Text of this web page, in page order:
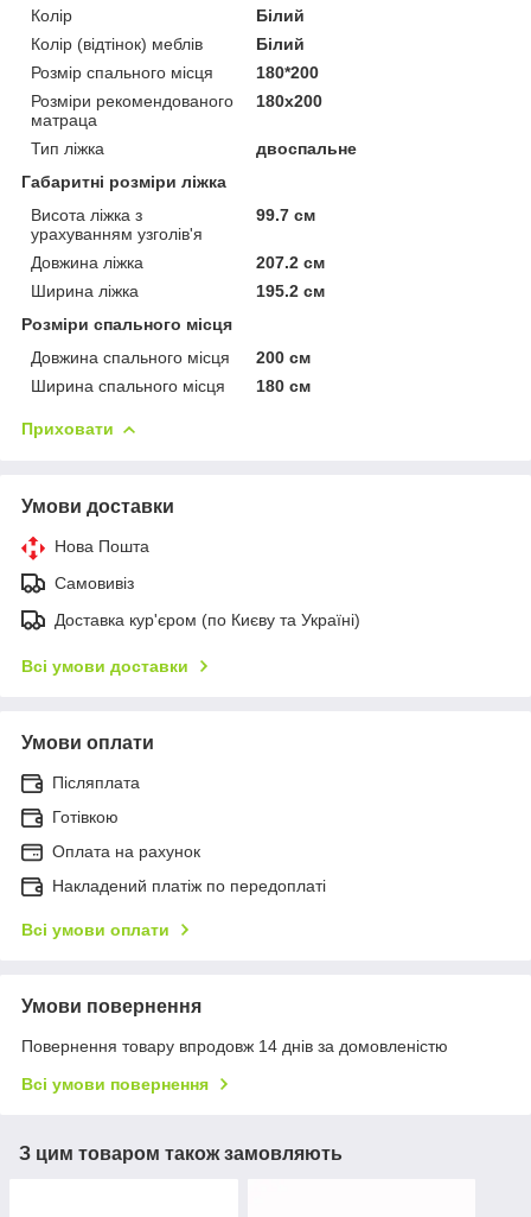
Колір
Білий
Колір (відтінок) меблів
Білий
Розмір спального місця
180*200
Розміри рекомендованого
матраца
180х200
Тип ліжка
двоспальне
Габаритні розміри ліжка
Висота ліжка з
урахуванням узголів'я
99.7 см
Довжина ліжка
207.2 см
Ширина ліжка
195.2 см
Розміри спального місця
Довжина спального місця
200 см
Ширина спального місця
180 см
Приховати
Умови доставки
Нова Пошта
Самовивіз
Доставка кур'єром (по Києву та Україні)
Всі умови доставки
Умови оплати
Післяплата
Готівкою
Оплата на рахунок
Накладений платіж по передоплаті
Всі умови оплати
Умови повернення
Повернення товару впродовж 14 днів за домовленістю
Всі умови повернення
З цим товаром також замовляють